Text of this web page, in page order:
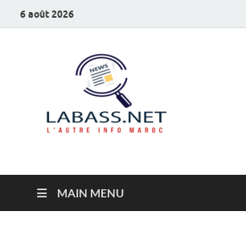
6 août 2026
MAIN MENU